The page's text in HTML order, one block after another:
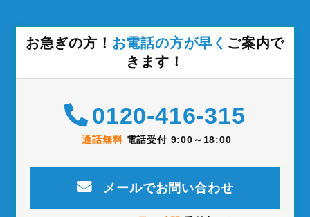
お急ぎの方！ お電話の方が早く ご案内で
きます！
0120-416-315
通話無料 電話受付 9:00～18:00
メールでお問い合わせ